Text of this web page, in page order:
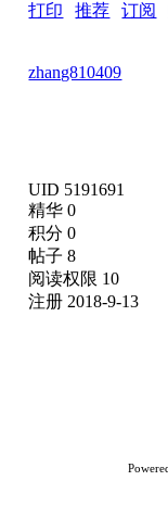
打印 |推荐 |订阅 |
zhang810409
UID 5191691
精华 0
积分 0
帖子 8
阅读权限 10
注册 2018-9-13